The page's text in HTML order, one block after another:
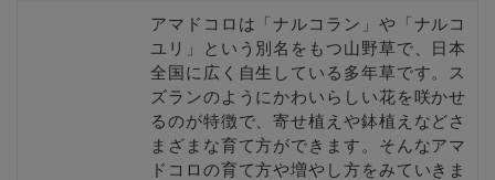
アマドコロは「ナルコラン」や「ナルコ
ユリ」という別名をもつ山野草で、日本
全国に広く自生している多年草です。ス
ズランのようにかわいらしい花を咲かせ
るのが特徴で、寄せ植えや鉢植えなどさ
まざまな育て方ができます。そんなアマ
ドコロの育て方や増やし方をみていきま